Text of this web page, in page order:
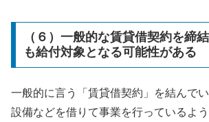
（６）一般的な賃貸借契約を締
も給付対象となる可能性がある
一般的に言う「賃貸借契約」を結んで
設備などを借りて事業を行っているよ